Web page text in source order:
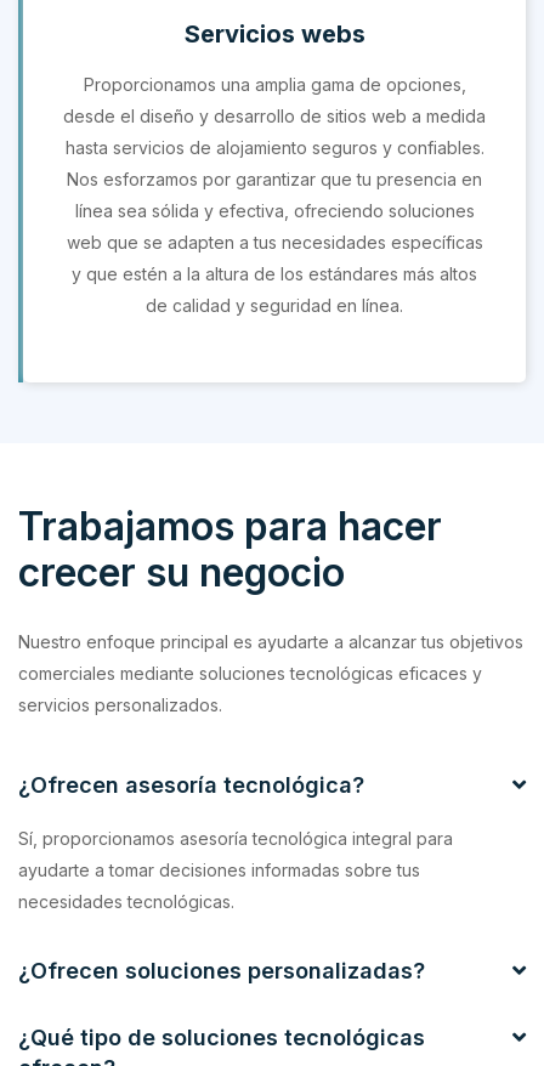
Servicios webs
Proporcionamos una amplia gama de opciones,
desde el diseño y desarrollo de sitios web a medida
hasta servicios de alojamiento seguros y confiables.
Nos esforzamos por garantizar que tu presencia en
línea sea sólida y efectiva, ofreciendo soluciones
web que se adapten a tus necesidades específicas
y que estén a la altura de los estándares más altos
de calidad y seguridad en línea.
Trabajamos para hacer
crecer su negocio
Nuestro enfoque principal es ayudarte a alcanzar tus objetivos
comerciales mediante soluciones tecnológicas eficaces y
servicios personalizados.
¿Ofrecen asesoría tecnológica?
Sí, proporcionamos asesoría tecnológica integral para
ayudarte a tomar decisiones informadas sobre tus
necesidades tecnológicas.
¿Ofrecen soluciones personalizadas?
¿Qué tipo de soluciones tecnológicas